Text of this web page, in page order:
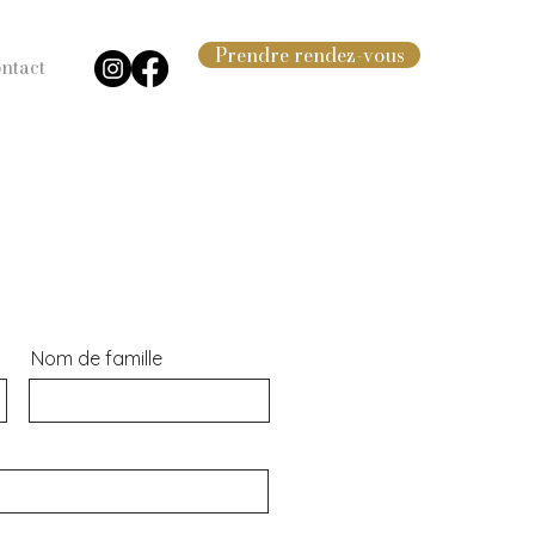
Prendre rendez-vous
Nom de famille